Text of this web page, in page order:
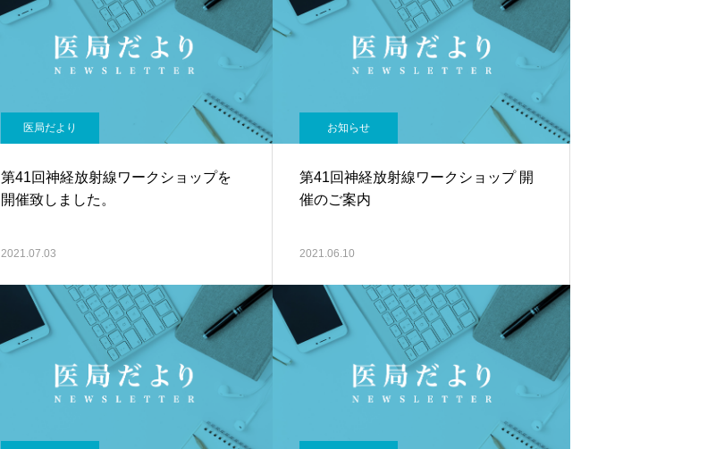
医局だより
第41回神経放射線ワークショップを
開催致しました。
2021.07.03
お知らせ
第41回神経放射線ワークショップ 開
催のご案内
2021.06.10